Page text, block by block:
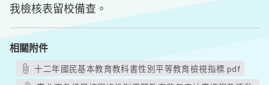
我檢核表留校備查。
相關附件
十二年國民基本教育教科書性別平等教育檢視指標.pdf